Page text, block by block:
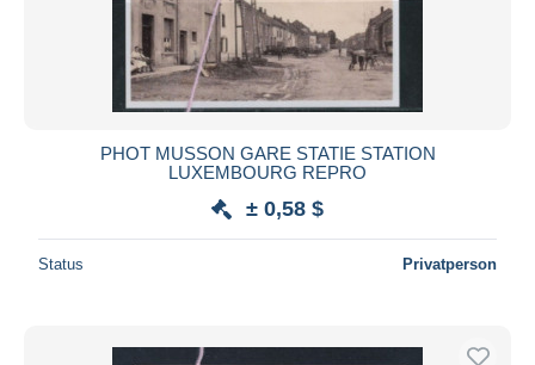
PHOT MUSSON GARE STATIE STATION
LUXEMBOURG REPRO
± 0,58 $
Status Privatperson